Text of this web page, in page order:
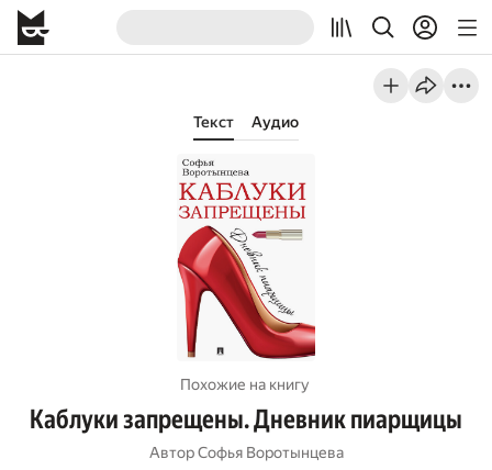
Текст Аудио
Похожие на книгу
Каблуки запрещены. Дневник пиарщицы
Автор Софья Воротынцева